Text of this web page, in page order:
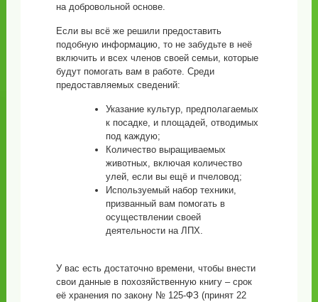
на добровольной основе.
Если вы всё же решили предоставить
подобную информацию, то не забудьте в неё
включить и всех членов своей семьи, которые
будут помогать вам в работе. Среди
предоставляемых сведений:
Указание культур, предполагаемых
к посадке, и площадей, отводимых
под каждую;
Количество выращиваемых
животных, включая количество
улей, если вы ещё и пчеловод;
Используемый набор техники,
призванный вам помогать в
осуществлении своей
деятельности на ЛПХ.
У вас есть достаточно времени, чтобы внести
свои данные в похозяйственную книгу – срок
её хранения по закону № 125-ФЗ (принят 22